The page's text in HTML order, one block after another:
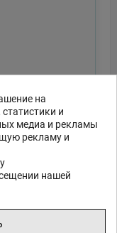
на
и
медиа и рекламы
рекламу и
нашей